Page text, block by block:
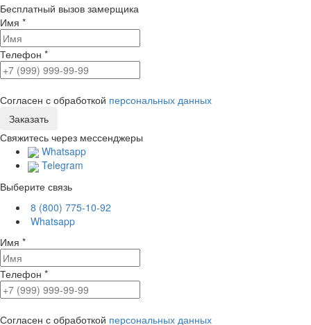
Бесплатный вызов замерщика
Имя *
Телефон *
Согласен с обработкой персональных данных
Свяжитесь через мессенджеры
Whatsapp
Telegram
Выберите связь
8 (800) 775-10-92
Whatsapp
Имя *
Телефон *
Согласен с обработкой персональных данных